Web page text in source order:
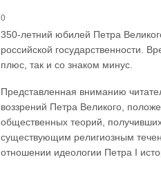
350-летний юбилей Петра
российской государственности.
плюс, так и со знаком минус.
Представленная вниманию
воззрений Петра Великого,
общественных теорий,
существующим религиозным
отношении идеологии Петра I